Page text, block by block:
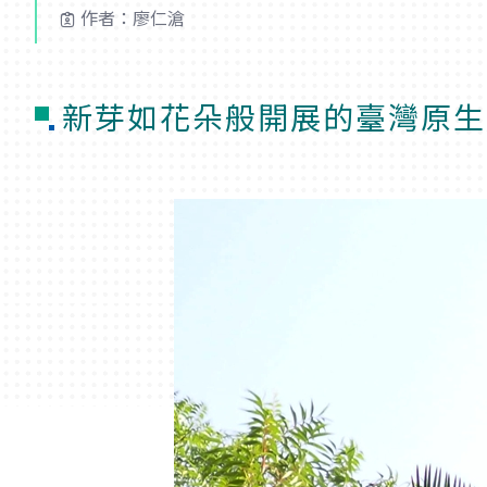
作者：廖仁滄
新芽如花朵般開展的臺灣原